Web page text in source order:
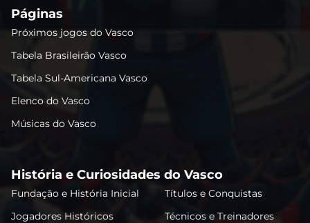
Páginas
Próximos jogos do Vasco
Tabela Brasileirão Vasco
Tabela Sul-Americana Vasco
Elenco do Vasco
Músicas do Vasco
História e Curiosidades do Vasco
Fundação e História Inicial
Títulos e Conquistas
Jogadores Históricos
Técnicos e Treinadores